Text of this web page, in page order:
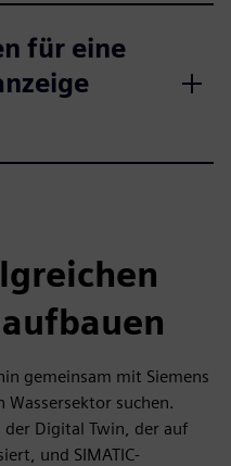
für eine
gemeinsam mit Siemens
suchen.
der Digital Twin, der auf
und SIMATIC-